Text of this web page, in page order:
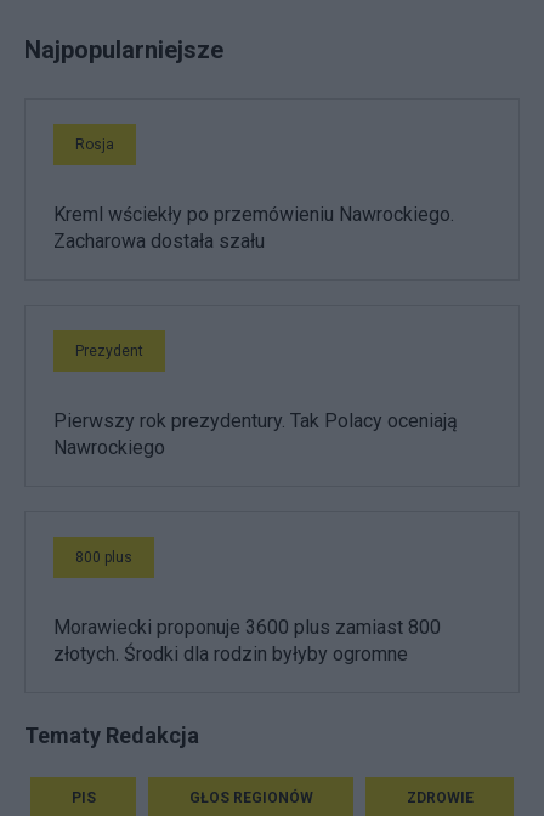
Najpopularniejsze
Rosja
Kreml wściekły po przemówieniu Nawrockiego.
Zacharowa dostała szału
Prezydent
Pierwszy rok prezydentury. Tak Polacy oceniają
Nawrockiego
800 plus
Morawiecki proponuje 3600 plus zamiast 800
złotych. Środki dla rodzin byłyby ogromne
Tematy Redakcja
PIS GŁOS REGIONÓW ZDROWIE